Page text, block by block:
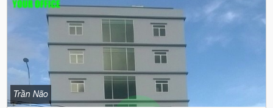
Trần Não